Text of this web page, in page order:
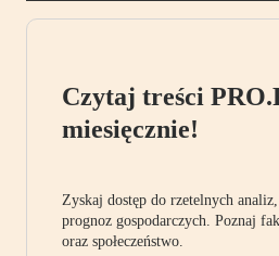
Czytaj treści
miesięcznie!
Zyskaj dostęp do rzetelnych
prognoz gospodarczych. Poznaj
oraz społeczeństwo.